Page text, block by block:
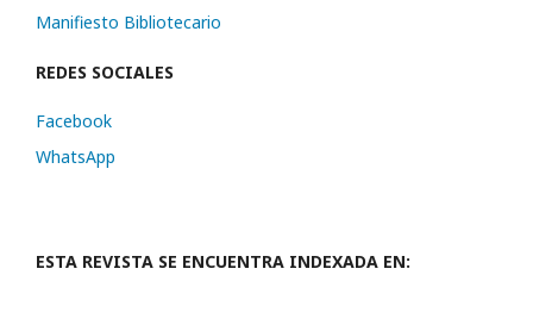
Manifiesto Bibliotecario
REDES SOCIALES
Facebook
WhatsApp
ESTA REVISTA SE ENCUENTRA INDEXADA EN: